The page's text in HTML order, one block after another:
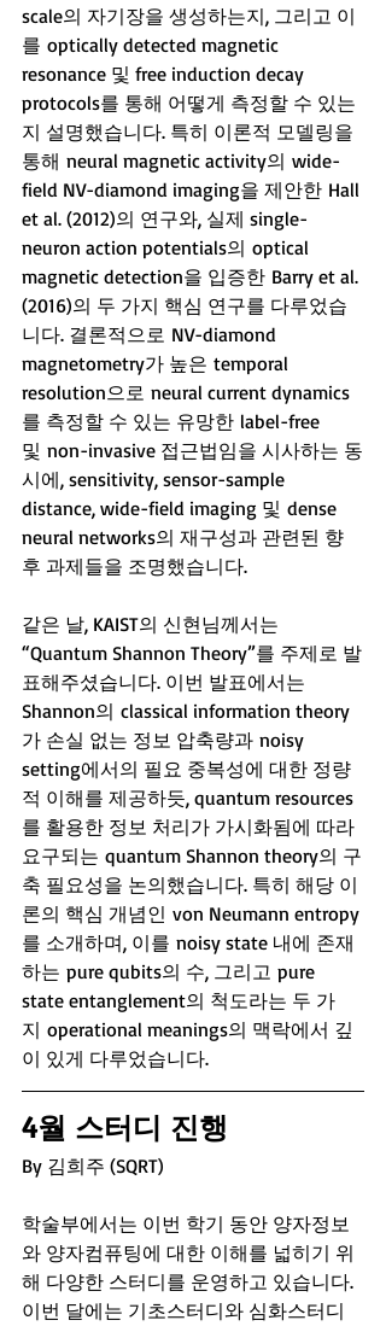
scale의 자기장을 생성하는지, 그리고 이
를 optically detected magnetic
resonance 및 free induction decay
protocols를 통해 어떻게 측정할 수 있는
지 설명했습니다. 특히 이론적 모델링을
통해 neural magnetic activity의 wide-
field NV-diamond imaging을 제안한 Hall
et al. (2012)의 연구와, 실제 single-
neuron action potentials의 optical
magnetic detection을 입증한 Barry et al.
(2016)의 두 가지 핵심 연구를 다루었습
니다. 결론적으로 NV-diamond
magnetometry가 높은 temporal
resolution으로 neural current dynamics
를 측정할 수 있는 유망한 label-free
및 non-invasive 접근법임을 시사하는 동
시에, sensitivity, sensor-sample
distance, wide-field imaging 및 dense
neural networks의 재구성과 관련된 향
후 과제들을 조명했습니다.
같은 날, KAIST의 신현님께서는
“Quantum Shannon Theory”를 주제로 발
표해주셨습니다. 이번 발표에서는
Shannon의 classical information theory
가 손실 없는 정보 압축량과 noisy
setting에서의 필요 중복성에 대한 정량
적 이해를 제공하듯, quantum resources
를 활용한 정보 처리가 가시화됨에 따라
요구되는 quantum Shannon theory의 구
축 필요성을 논의했습니다. 특히 해당 이
론의 핵심 개념인 von Neumann entropy
를 소개하며, 이를 noisy state 내에 존재
하는 pure qubits의 수, 그리고 pure
state entanglement의 척도라는 두 가
지 operational meanings의 맥락에서 깊
이 있게 다루었습니다.
4월 스터디 진행
By 김희주 (SQRT)
학술부에서는 이번 학기 동안 양자정보
와 양자컴퓨팅에 대한 이해를 넓히기 위
해 다양한 스터디를 운영하고 있습니다.
이번 달에는 기초스터디와 심화스터디